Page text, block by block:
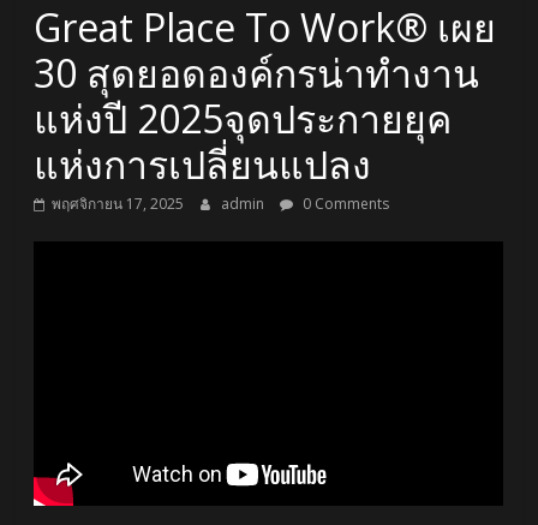
Great Place To Work® เผย
30 สุดยอดองค์กรน่าทำงาน
แห่งปี 2025จุดประกายยุค
แห่งการเปลี่ยนแปลง
พฤศจิกายน 17, 2025 admin 0 Comments